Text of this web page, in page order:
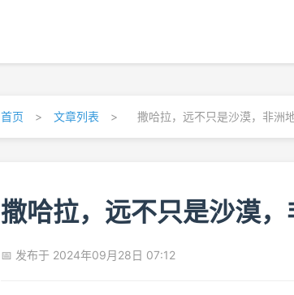
首页 > 文章列表 > 撒哈拉，远不只是沙漠，非洲
撒哈拉，远不只是沙漠，
📅 发布于 2024年09月28日 07:12